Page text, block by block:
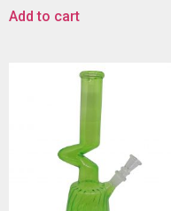
0
Add to cart